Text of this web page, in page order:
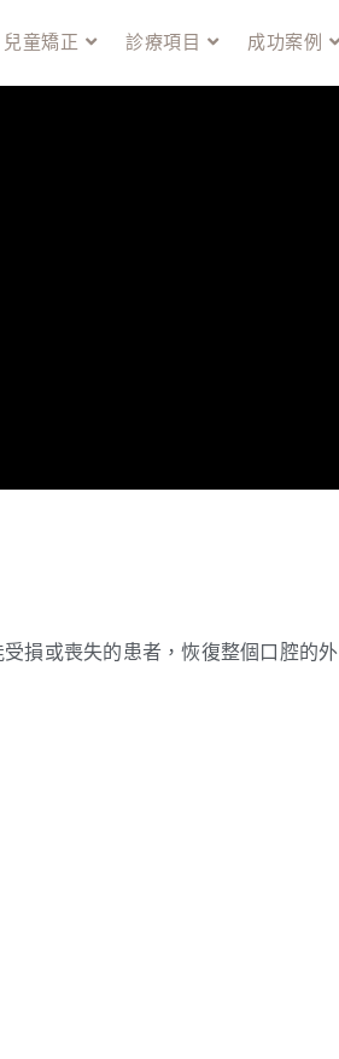
兒童矯正 診療項目 成功案例
損或喪失的患者，恢復整個口腔的外